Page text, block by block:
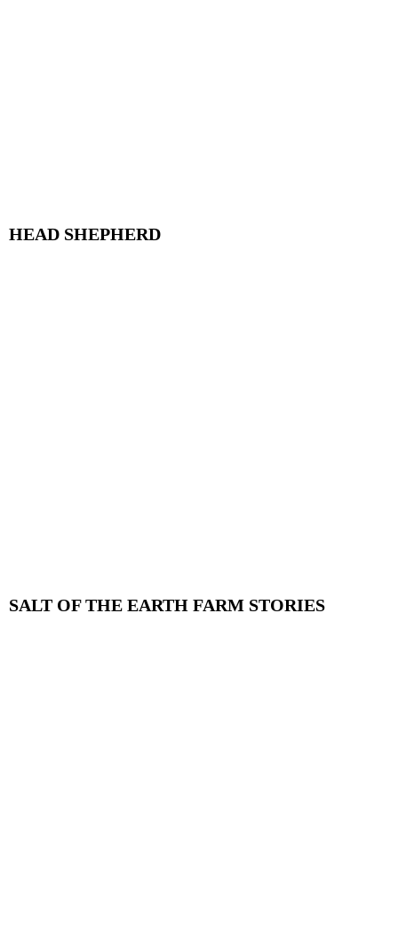
HEAD SHEPHERD
SALT OF THE EARTH FARM STORIES